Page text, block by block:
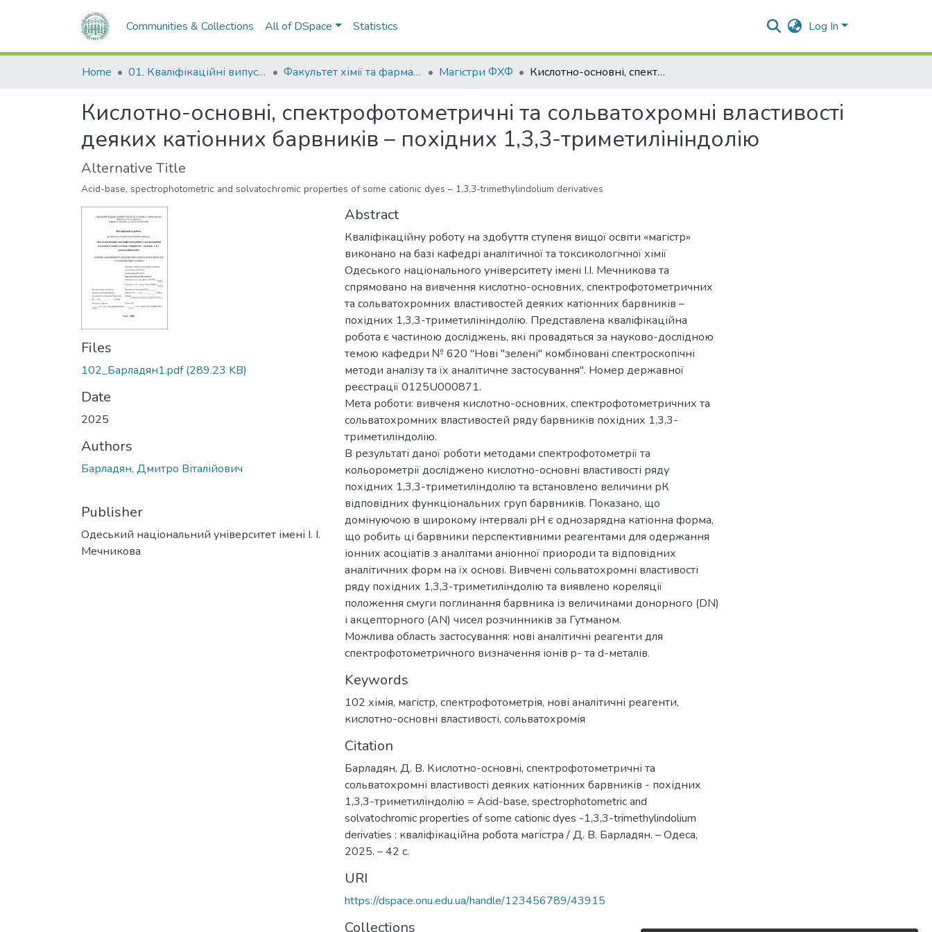
Communities & Collections All of DSpace Statistics Log In
Home 01. Кваліфікаційні випускні роботи здобувачів вищої освіти Факультет хімії та фармації Магістри ФХФ Кислотно-основні, спектрофотометричні та сольватохромні властивості деяких катіонних барвників – похідних 1,3,3-триметилініндолію
Кислотно-основні, спектрофотометричні та сольватохромні властивості
деяких катіонних барвників – похідних 1,3,3-триметилініндолію
Alternative Title
Acid-base, spectrophotometric and solvatochromic properties of some cationic dyes – 1,3,3-trimethylindolium derivatives
Files
102_Барладян1.pdf(289.23 KB)
Date
2025
Authors
Барладян, Дмитро Віталійович
Publisher
Одеський національний університет імені І. І.
Мечникова
Abstract
Кваліфікаційну роботу на здобуття ступеня вищої освіти «магістр»
виконано на базі кафедрі аналітичної та токсикологічної хімії
Одеського національного університету імені І.І. Мечникова та
спрямовано на вивчення кислотно-основних, спектрофотометричних
та сольватохромних властивостей деяких катіонних барвників –
похідних 1,3,3-триметилініндолію. Представлена кваліфікаційна
робота є частиною досліджень, які провадяться за науково-дослідною
темою кафедри № 620 "Нові "зелені" комбіновані спектроскопічні
методи аналізу та їх аналітичне застосування". Номер державної
реєстрації 0125U000871.
Мета роботи: вивченя кислотно-основних, спектрофотометричних та
сольватохромних властивостей ряду барвників похідних 1,3,3-
триметиліндолію.
В результаті даної роботи методами спектрофотометрії та
кольорометрії досліджено кислотно-основні властивості ряду
похідних 1,3,3-триметиліндолію та встановлено величини рК
відповідних функціональних груп барвників. Показано, що
домінуючою в широкому інтервалі рН є однозарядна катіонна форма,
що робить ці барвники перспективними реагентами для одержання
іонних асоціатів з аналітами аніонної приороди та відповідних
аналітичних форм на їх основі. Вивчені сольватохромні властивості
ряду похідних 1,3,3-триметиліндолію та виявлено кореляції
положення смуги поглинання барвника із величинами донорного (DN)
і акцепторного (AN) чисел розчинників за Гутманом.
Можлива область застосування: нові аналітичні реагенти для
спектрофотометричного визначення іонів p- та d-металів.
Keywords
102 хімія, магістр, спектрофотометрія, нові аналітичні реагенти,
кислотно-основні властивості, сольватохромія
Citation
Барладян, Д. В. Кислотно-основні, спектрофотометричні та
сольватохромні властивості деяких катіонних барвників - похідних
1,3,3-триметиліндолію = Acid-base, spectrophotometric and
solvatochromic properties of some cationic dyes -1,3,3-trimethylindolium
derivaties : кваліфікаційна робота магістра / Д. В. Барладян. – Одеса,
2025. – 42 с.
URI
https://dspace.onu.edu.ua/handle/123456789/43915
Collections